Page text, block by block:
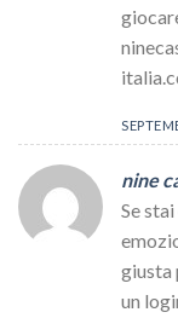
nine
Se
giusta
un